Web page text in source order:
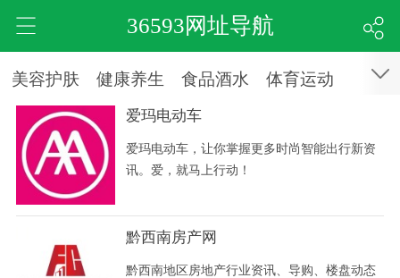
36593网址导航
美容护肤 健康养生 食品酒水 体育运动
爱玛电动车
爱玛电动车，让你掌握更多时尚智能出行新资
讯。爱，就马上行动！
黔西南房产网
黔西南地区房地产行业资讯、导购、楼盘动态